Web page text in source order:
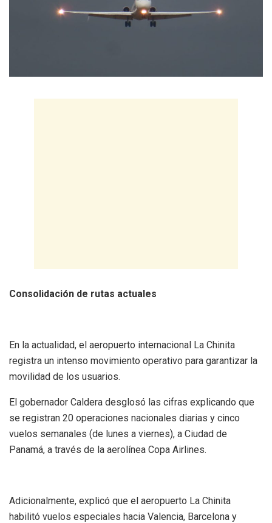
Consolidación de rutas actuales
En la actualidad, el aeropuerto internacional La Chinita
registra un intenso movimiento operativo para garantizar la
movilidad de los usuarios.
El gobernador Caldera desglosó las cifras explicando que
se registran 20 operaciones nacionales diarias y cinco
vuelos semanales (de lunes a viernes), a Ciudad de
Panamá, a través de la aerolínea Copa Airlines.
Adicionalmente, explicó que el aeropuerto La Chinita
habilitó vuelos especiales hacia Valencia, Barcelona y